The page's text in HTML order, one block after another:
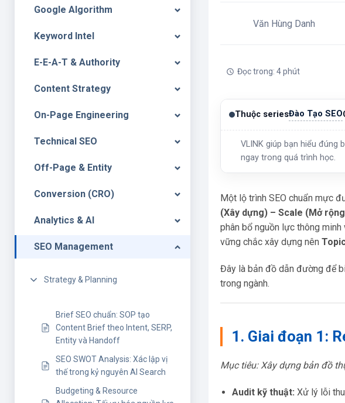
Google Algorithm
Keyword Intel
E-E-A-T & Authority
Content Strategy
On-Page Engineering
Technical SEO
Off-Page & Entity
Conversion (CRO)
Analytics & AI
SEO Management
Strategy & Planning
Brief SEO chuẩn: SOP tạo
Content Brief theo Intent, SERP,
Entity và Handoff
SEO SWOT Analysis: Xác lập vị
thế trong kỷ nguyên AI Search
Budgeting & Resource
Văn Hùng Danh
Đọc trong: 4 phút
Thuộc seriesĐào Tạo SEO
VLINK giúp bạn hiểu đúng
ngay trong quá trình học.
Một lộ trình SEO chuẩn mực
(Xây dựng) – Scale (Mở
phân bổ nguồn lực thông
vững chắc xây dựng nên
Đây là bản đồ dẫn đường để
trong ngành.
1. Giai đoạn 1:
Mục tiêu: Xây dựng bản đồ
Audit kỹ thuật: Xử lý lỗi